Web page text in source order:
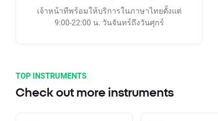
เจ้าหน้าทีพร้อมให้บริการในภาษาไทยตั้งแต่
9:00-22:00 น. วันจันทร์ถึงวันศุกร์
TOP INSTRUMENTS
Check out more instruments